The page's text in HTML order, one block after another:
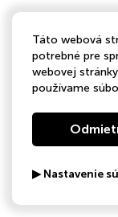
Táto webová
potrebné pre
webovej
používame
▶ Nastavenie